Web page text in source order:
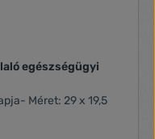
egészségügyi
Méret: 29 x 19,5